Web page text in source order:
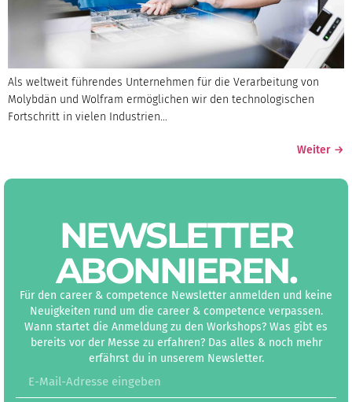
Als weltweit führendes Unternehmen für die Verarbeitung von
Molybdän und Wolfram ermöglichen wir den technologischen
Fortschritt in vielen Industrien…
Weiter →
NEWS­LETTER
ABON­NIEREN.
Für den career & competence Newsletter anmelden und keine
Neuigkeiten rund um die career & competence verpassen.
Wann startet die Anmeldung zu den Workshops? Was gibt es
bereits vor der Messe zu erfahren? Das alles & noch mehr
erfährst du in unserem Newsletter.